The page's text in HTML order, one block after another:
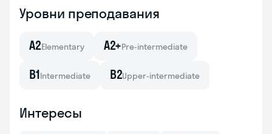
Уровни преподавания
A2Elementary A2+Pre-intermediate
B1Intermediate B2Upper-intermediate
Интересы